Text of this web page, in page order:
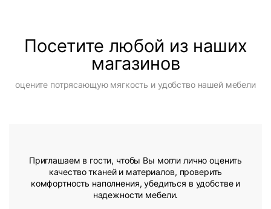
Посетите любой из наших
магазинов
оцените потрясающую мягкость и удобство нашей мебели
Приглашаем в гости, чтобы Вы могли лично оценить
качество тканей и материалов, проверить
комфортность наполнения, убедиться в удобстве и
надежности мебели.